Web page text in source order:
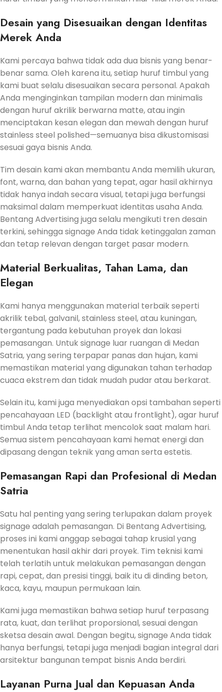
Desain yang Disesuaikan dengan Identitas
Merek Anda
Kami percaya bahwa tidak ada dua bisnis yang benar-
benar sama. Oleh karena itu, setiap huruf timbul yang
kami buat selalu disesuaikan secara personal. Apakah
Anda menginginkan tampilan modern dan minimalis
dengan huruf akrilik berwarna matte, atau ingin
menciptakan kesan elegan dan mewah dengan huruf
stainless steel polished—semuanya bisa dikustomisasi
sesuai gaya bisnis Anda.
Tim desain kami akan membantu Anda memilih ukuran,
font, warna, dan bahan yang tepat, agar hasil akhirnya
tidak hanya indah secara visual, tetapi juga berfungsi
maksimal dalam memperkuat identitas usaha Anda.
Bentang Advertising juga selalu mengikuti tren desain
terkini, sehingga signage Anda tidak ketinggalan zaman
dan tetap relevan dengan target pasar modern.
Material Berkualitas, Tahan Lama, dan
Elegan
Kami hanya menggunakan material terbaik seperti
akrilik tebal, galvanil, stainless steel, atau kuningan,
tergantung pada kebutuhan proyek dan lokasi
pemasangan. Untuk signage luar ruangan di Medan
Satria, yang sering terpapar panas dan hujan, kami
memastikan material yang digunakan tahan terhadap
cuaca ekstrem dan tidak mudah pudar atau berkarat.
Selain itu, kami juga menyediakan opsi tambahan seperti
pencahayaan LED (backlight atau frontlight), agar huruf
timbul Anda tetap terlihat mencolok saat malam hari.
Semua sistem pencahayaan kami hemat energi dan
dipasang dengan teknik yang aman serta estetis.
Pemasangan Rapi dan Profesional di Medan
Satria
Satu hal penting yang sering terlupakan dalam proyek
signage adalah pemasangan. Di Bentang Advertising,
proses ini kami anggap sebagai tahap krusial yang
menentukan hasil akhir dari proyek. Tim teknisi kami
telah terlatih untuk melakukan pemasangan dengan
rapi, cepat, dan presisi tinggi, baik itu di dinding beton,
kaca, kayu, maupun permukaan lain.
Kami juga memastikan bahwa setiap huruf terpasang
rata, kuat, dan terlihat proporsional, sesuai dengan
sketsa desain awal. Dengan begitu, signage Anda tidak
hanya berfungsi, tetapi juga menjadi bagian integral dari
arsitektur bangunan tempat bisnis Anda berdiri.
Layanan Purna Jual dan Kepuasan Anda